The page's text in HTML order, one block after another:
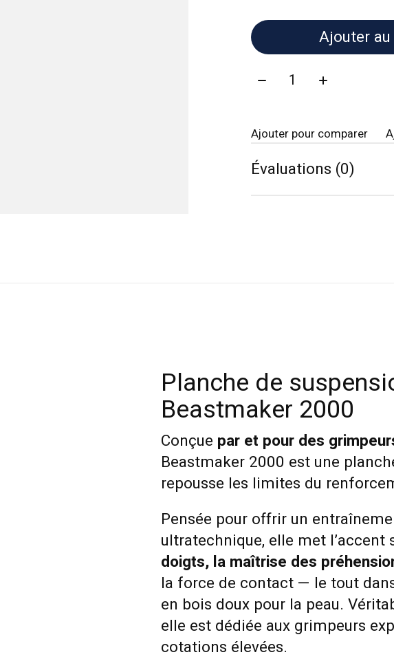
Ajouter
Quantité:
Ajouter pour comparer
Évaluations (0)
Planche de
Beastmaker 2000
Conçue par et pour des
Beastmaker 2000 est une
repousse les limites du
Pensée pour offrir un
ultratechnique, elle met l’accent
doigts, la maîtrise des
la force de contact — le tout
en bois doux pour la peau.
elle est dédiée aux grimpeurs
cotations élevées.